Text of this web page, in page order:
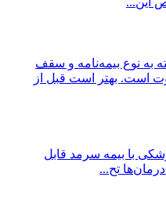
به نوع بیمه‌نامه و سقف
است. بهتر است قبل از
با بیمه سرمد قابل
تح...